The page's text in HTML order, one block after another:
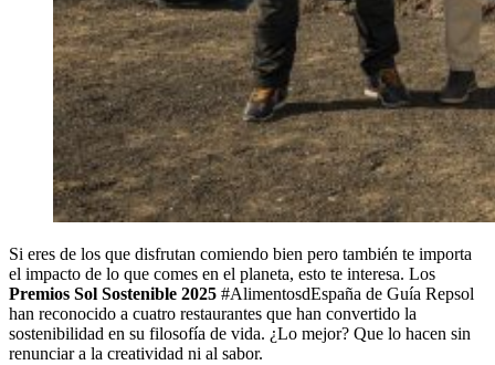
Si eres de los que disfrutan comiendo bien pero también te importa
el impacto de lo que comes en el planeta, esto te interesa. Los
Premios Sol Sostenible 2025 #AlimentosdEspaña de Guía Repsol
han reconocido a cuatro restaurantes que han convertido la
sostenibilidad en su filosofía de vida. ¿Lo mejor? Que lo hacen sin
renunciar a la creatividad ni al sabor.